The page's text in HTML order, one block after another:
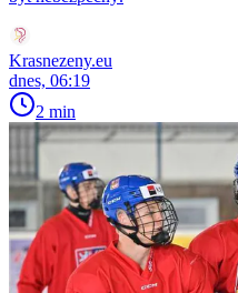
Krasnezeny.eu
dnes, 06:19
2 min